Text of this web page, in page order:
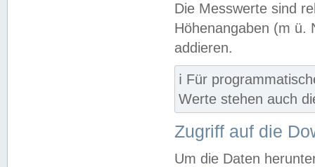
Die Messwerte sind
Höhenangaben (m ü.
addieren.
ℹ️ Für
Werte stehen auch
Zugriff auf die
Um die Daten